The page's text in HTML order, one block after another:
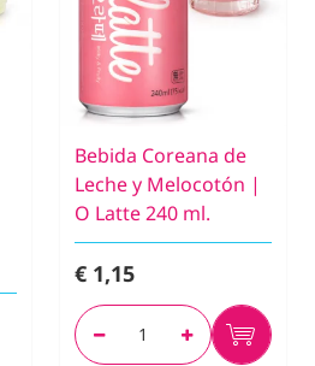
Bebida Coreana de
Leche y Melocotón |
O Latte 240 ml.
€ 1,15